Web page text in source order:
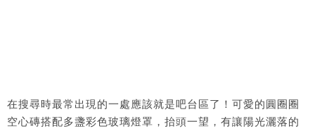
在搜尋時最常出現的一處應該就是吧台區了！可愛的圓圈圈
空心磚搭配多盞彩色玻璃燈罩，抬頭一望，有讓陽光灑落的